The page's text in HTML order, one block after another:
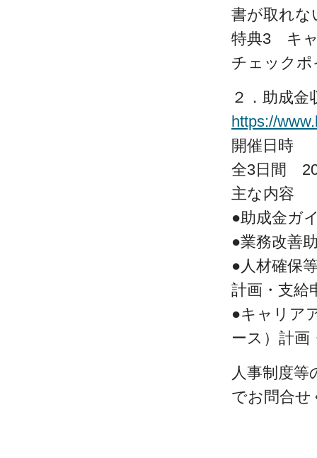
書が取れ
特典3 キャ
チェック
２．助成金
https://
開催日時
全3日間
主な内容
●助成金
●業務改善
●人材確保
計画・支給
●キャリア
ース）計
人事制度等
でお問合せ